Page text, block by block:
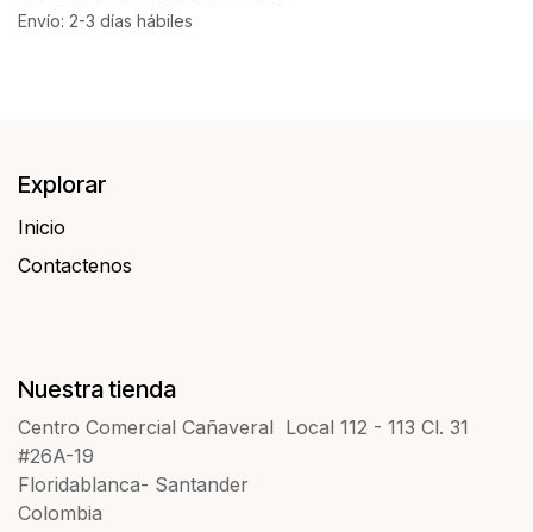
Envío: 2-3 días hábiles
Explorar
Inicio
Contactenos​​
Nuestra tienda
Centro Comercial Cañaveral Local 112 - 113 Cl. 31
#26A-19
Floridablanca- Santander
Colombia